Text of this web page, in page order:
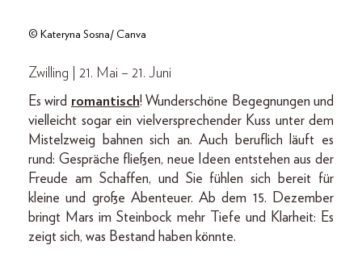
© Kateryna Sosna/ Canva
Zwilling | 21. Mai – 21. Juni
Es wird romantisch! Wunderschöne Begegnungen und
vielleicht sogar ein vielversprechender Kuss unter dem
Mistelzweig bahnen sich an. Auch beruflich läuft es
rund: Gespräche fließen, neue Ideen entstehen aus der
Freude am Schaffen, und Sie fühlen sich bereit für
kleine und große Abenteuer. Ab dem 15. Dezember
bringt Mars im Steinbock mehr Tiefe und Klarheit: Es
zeigt sich, was Bestand haben könnte.